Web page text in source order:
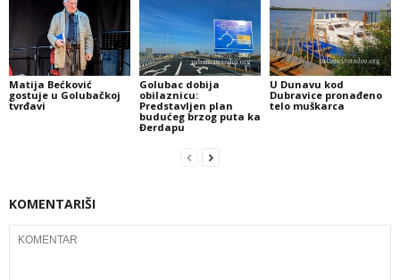
Matija Bećković
gostuje u Golubačkoj
tvrđavi
Golubac dobija
obilaznicu:
Predstavljen plan
budućeg brzog puta ka
Đerdapu
U Dunavu kod
Dubravice pronađeno
telo muškarca
KOMENTARIŠI